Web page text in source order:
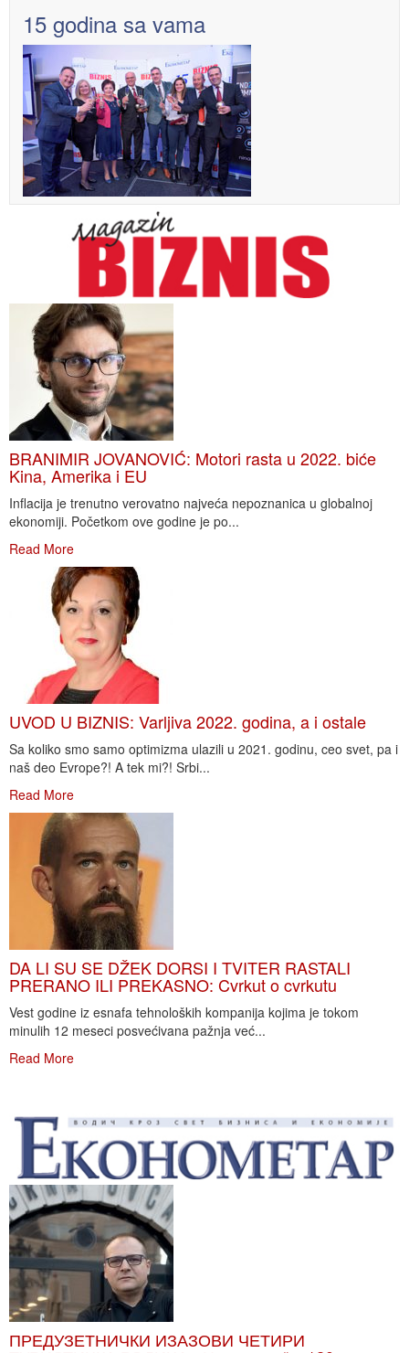
15 godina sa vama
BRANIMIR JOVANOVIĆ: Motori rasta u 2022. biće
Kina, Amerika i EU
Inflacija je trenutno verovatno najveća nepoznanica u globalnoj
ekonomiji. Početkom ove godine je po...
Read More
UVOD U BIZNIS: Varljiva 2022. godina, a i ostale
Sa koliko smo samo optimizma ulazili u 2021. godinu, ceo svet, pa i
naš deo Evrope?! A tek mi?! Srbi...
Read More
DA LI SU SE DŽEK DORSI I TVITER RASTALI
PRERANO ILI PREKASNO: Cvrkut o cvrkutu
Vest godine iz esnafa tehnoloških kompanija kojima je tokom
minulih 12 meseci posvećivana pažnja već...
Read More
ПРЕДУЗЕТНИЧКИ ИЗАЗОВИ ЧЕТИРИ